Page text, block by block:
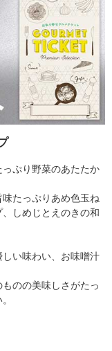
ぷり野菜のあたたか
たっぷりあめ色玉ね
しめじとえのきの和
い味わい、お味噌汁
のの美味しさがたっ